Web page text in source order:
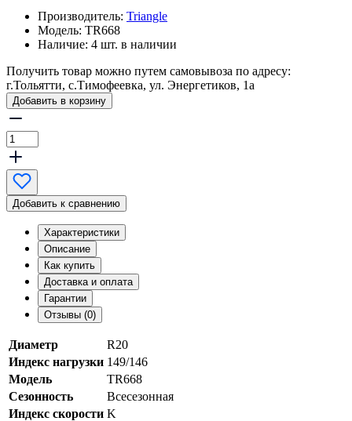
Производитель: Triangle
Модель: TR668
Наличие: 4 шт. в наличии
Получить товар можно путем самовывоза по адресу:
г.Тольятти, с.Тимофеевка, ул. Энергетиков, 1а
Добавить в корзину
Добавить к сравнению
Характеристики
Описание
Как купить
Доставка и оплата
Гарантии
Отзывы (0)
Диаметр
R20
Индекс нагрузки 149/146
Модель
TR668
Сезонность
Всесезонная
Индекс скорости K